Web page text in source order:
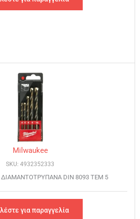
Milwaukee
SKU: 4932352333
ΔΙΑΜΑΝΤΟΤΡΥΠΑΝΑ DIN 8093 ΤΕΜ 5
για παραγγελία